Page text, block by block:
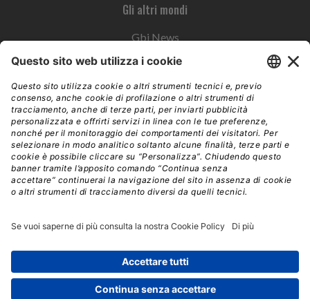
Gli altri mondi
Gbi News
Instoremag
Esplora il gruppo
Edra Edizioni
Edizioni LSWR
LSWR Group
Mixer è un prodotto del network Edra Edizioni. Direzione, amministrazione,
redazione, pubblicità | © Copyright 2026 – Tutti i diritti riservati | Partita IVA e C.F.
14392510963